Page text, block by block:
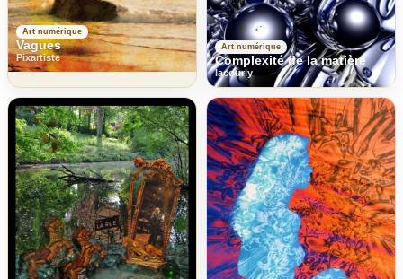
Art numérique
Vagues
Pixartiste
Art numérique
Complexité de la matière
lacourly